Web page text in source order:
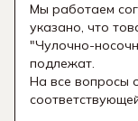
Мы работаем
указано, что
"Чулочно-
подлежат.
На все вопросы